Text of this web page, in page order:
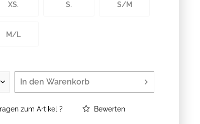
XS. S. S/M
M/L
In den Warenkorb
zum Artikel ? Bewerten